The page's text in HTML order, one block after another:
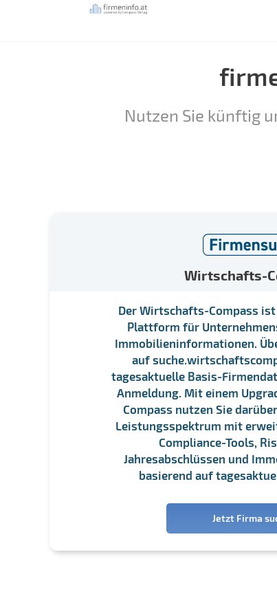
Nutzen Sie künftig
Wirtschafts-
Der Wirtschafts-Compass
Plattform für
Immobilieninformationen.
auf
tagesaktuelle Basis-
Anmeldung. Mit einem
Compass nutzen Sie
Leistungsspektrum mit
Compliance-Tools,
Jahresabschlüssen und
basierend auf
Jetzt Firma